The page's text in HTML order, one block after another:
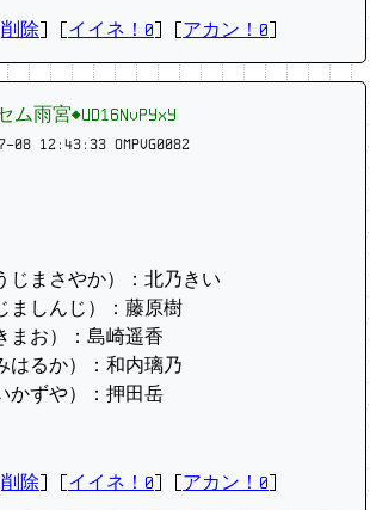
削除 イイネ！0 アカン！0
ム雨宮◆UD16NvPYxY
08 12:43:33 OMPVG0082
じまさやか）：北乃きい
ましんじ）：藤原樹
まお）：島崎遥香
はるか）：和内璃乃
かずや）：押田岳
削除 イイネ！0 アカン！0